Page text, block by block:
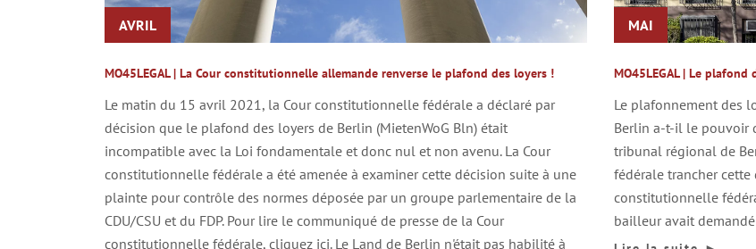
AVRIL
MO45LEGAL | La Cour constitutionnelle allemande renverse le plafond des loyers !
Le matin du 15 avril 2021, la Cour constitutionnelle fédérale a déclaré par
décision que le plafond des loyers de Berlin (MietenWoG Bln) était
incompatible avec la Loi fondamentale et donc nul et non avenu. La Cour
constitutionnelle fédérale a été amenée à examiner cette décision suite à une
plainte pour contrôle des normes déposée par un groupe parlementaire de la
CDU/CSU et du FDP. Pour lire le communiqué de presse de la Cour
constitutionnelle fédérale, cliquez ici. Le Land de Berlin n'était pas habilité à
MAI
MO45LEGAL | Le
Le plafonnement des
Berlin a-t-il le pouvoir
tribunal régional de
fédérale trancher cette
constitutionnelle
bailleur avait